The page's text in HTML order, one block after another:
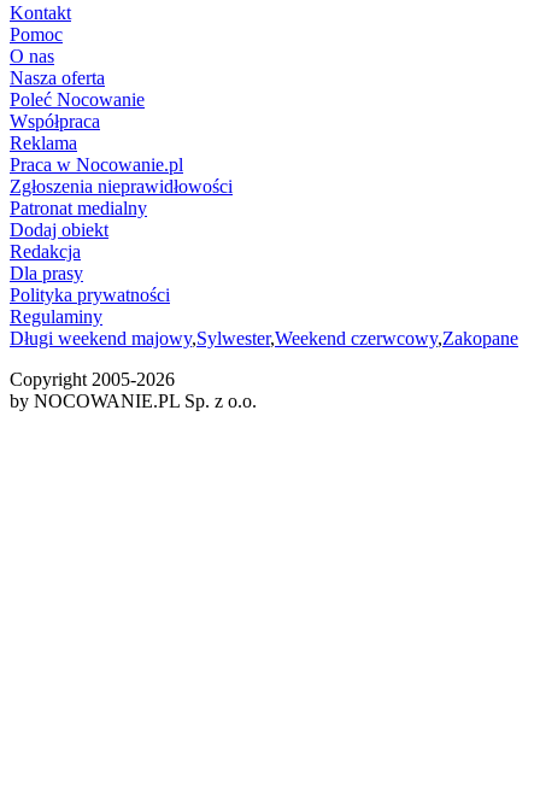
Kontakt
Pomoc
O nas
Nasza oferta
Poleć Nocowanie
Współpraca
Reklama
Praca w Nocowanie.pl
Zgłoszenia nieprawidłowości
Patronat medialny
Dodaj obiekt
Redakcja
Dla prasy
Polityka prywatności
Regulaminy
Długi weekend majowy,Sylwester,Weekend czerwcowy,Zakopane
Copyright 2005-2026
by NOCOWANIE.PL Sp. z o.o.